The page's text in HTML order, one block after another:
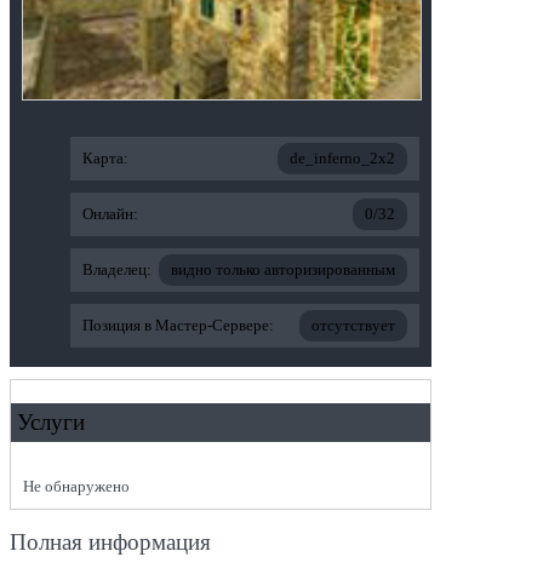
Карта: de_inferno_2x2
Онлайн: 0/32
Владелец: видно только авторизированным
Позиция в Мастер-Сервере: отсутствует
Услуги
Не обнаружено
Полная информация